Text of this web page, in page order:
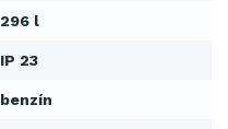
296 l
IP 23
benzín